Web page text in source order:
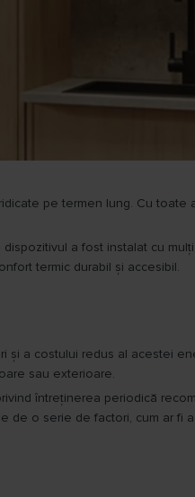
pe termen lung. Cu toate
a fost instalat cu
termic durabil și accesibil.
a costului redus al acestei
sau exterioare.
întreținerea periodică
de o serie de factori, cum ar fi